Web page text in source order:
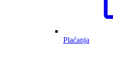
Plaćanja